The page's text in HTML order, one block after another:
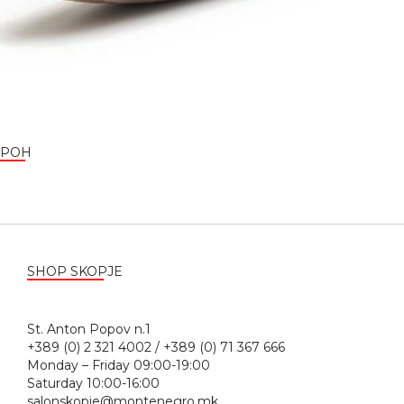
POH
SHOP SKOPJE
St. Anton Popov n.1
+389 (0) 2 321 4002 / +389 (0) 71 367 666
Monday – Friday 09:00-19:00
Saturday 10:00-16:00